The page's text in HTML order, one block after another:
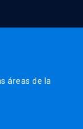
áreas de la